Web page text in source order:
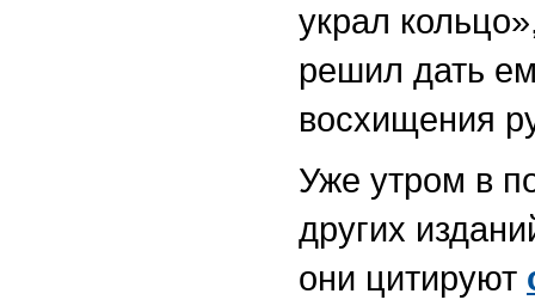
украл
решил дать
восхищения
Уже утром в
других
они цитируют